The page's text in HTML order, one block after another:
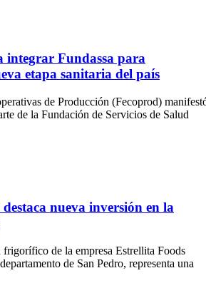
integrar Fundassa para
etapa sanitaria del país
de Producción (Fecoprod)
de la Fundación de Servicios de Salud
nueva inversión en la
de la empresa Estrellita Foods
de San Pedro, representa una